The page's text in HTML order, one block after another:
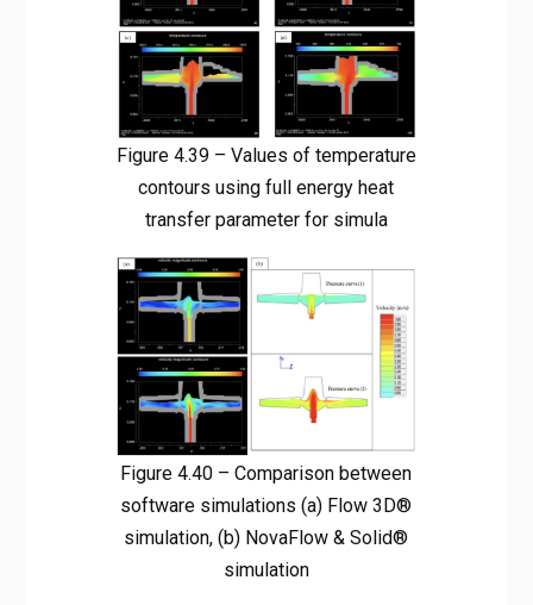
Figure 4.39 – Values of temperature
contours using full energy heat
transfer parameter for simula
Figure 4.40 – Comparison between
software simulations (a) Flow 3D®
simulation, (b) NovaFlow & Solid®
simulation